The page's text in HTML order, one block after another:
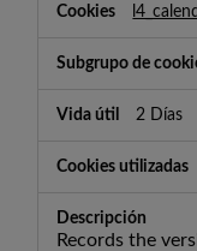
2 Días
Records the